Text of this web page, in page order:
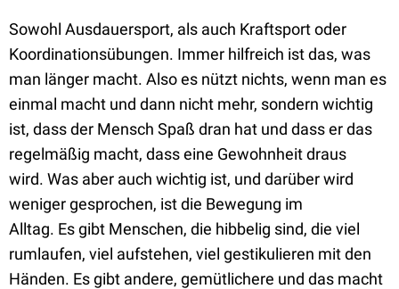
Sowohl Ausdauersport, als auch Kraftsport oder
Koordinationsübungen. Immer hilfreich ist das, was
man länger macht. Also es nützt nichts, wenn man es
einmal macht und dann nicht mehr, sondern wichtig
ist, dass der Mensch Spaß dran hat und dass er das
regelmäßig macht, dass eine Gewohnheit draus
wird. Was aber auch wichtig ist, und darüber wird
weniger gesprochen, istdie Bewegung im
Alltag. Esgibt Menschen, die hibbelig sind, die viel
rumlaufen, viel aufstehen, viel gestikulieren mit den
Händen. Es gibt andere, gemütlichere und das macht